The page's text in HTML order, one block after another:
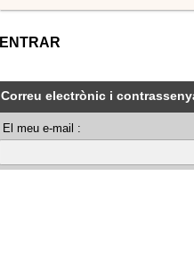
ENTRAR
Correu electrònic i
El meu e-mail :